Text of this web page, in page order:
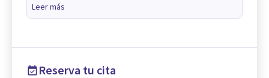
Leer más
Reserva tu cita